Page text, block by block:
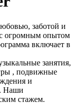
заботой и
огромным опытом
включает в
занятия,
, подвижные
и
Наши
стажем.